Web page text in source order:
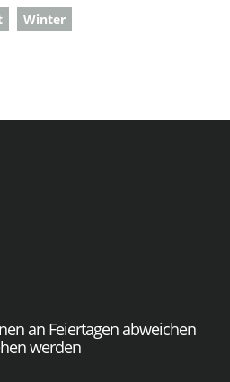
Winter
an Feiertagen abweichen
werden